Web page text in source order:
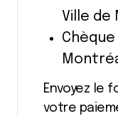
Ville de
Chèque
Envoyez le
votre